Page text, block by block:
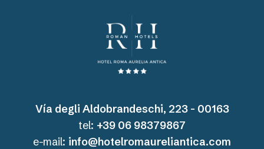
Vía degli Aldobrandeschi, 223 - 00163
tel: +39 06 98379867
e-mail: info@hotelromaureliantica.com